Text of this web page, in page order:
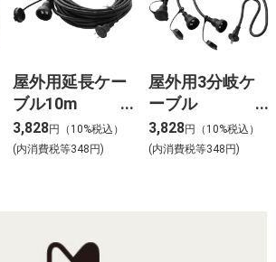
屋外用延長ケー
ブル10m
1500W LSO-
07
3,828円（10%税込）
(内消費税等348円)
屋外用3分岐ケ
ーブル
1500W LSO-
23
3,828円（10%税込）
(内消費税等348円)